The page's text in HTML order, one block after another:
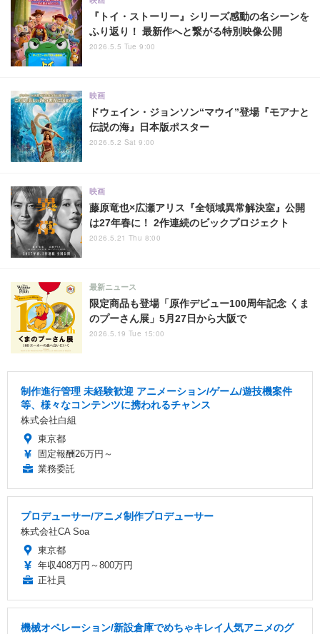
『トイ・ストーリー』シリーズ感動の名シーンを
ふり返り！ 最新作へと繋がる特別映像公開
2026.5.5 Tue 9:00
ドウェイン・ジョンソン“マウイ”登場『モアナと
伝説の海』日本版ポスター
映画
2026.5.2 Sat 9:00
藤原竜也×広瀬アリス『全領域異常解決室』公開
は27年春に！ 2作連続のビックプロジェクト
映画
2026.5.21 Thu 8:00
限定商品も登場「原作デビュー100周年記念 くま
のプーさん展」5月27日から大阪で
最新ニュース
2026.5.19 Tue 15:00
制作進行管理 未経験歓迎 アニメーション/ゲーム/遊技機案件
等、様々なコンテンツに携われるチャンス
株式会社白組
東京都
固定報酬26万円～
業務委託
プロデューサー/アニメ制作プロデューサー
株式会社CA Soa
東京都
年収408万円～800万円
正社員
機械オペレーション/新設倉庫でめちゃキレイ人気アニメのグ